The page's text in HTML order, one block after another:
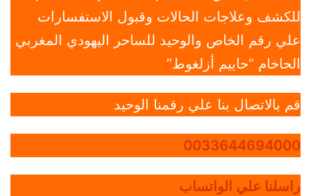
للكشف وعلاجات الحالات وقبول الاستفسارات
علي رقم الخاص والوحيد للساحر اليهودي المغربي
الحاخام “حاييم أزلغوط”
قم بالاتصال بنا علي رقمنا الوحيد
0033644694000
راسلنا علي الواتساب